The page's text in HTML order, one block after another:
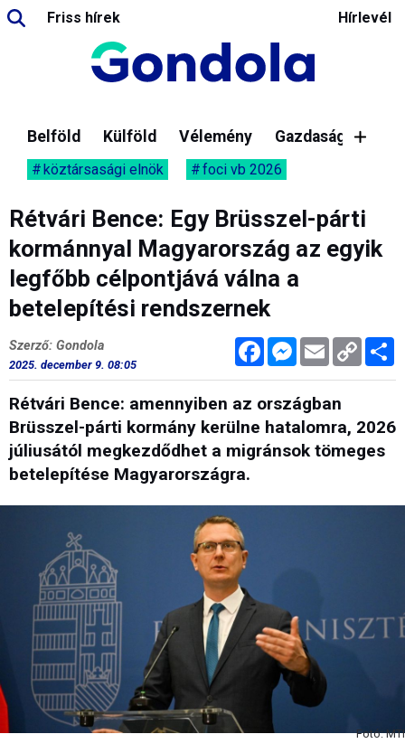
Friss hírek Hírlevél
Belföld Külföld Vélemény Gazdaság
köztársasági elnök foci vb 2026
Rétvári Bence: Egy Brüsszel-párti
kormánnyal Magyarország az egyik
legfőbb célpontjává válna a
betelepítési rendszernek
FacebookMessenger
Email Copy
Link
Szerző: Gondola
2025. december 9. 08:05
Rétvári Bence: amennyiben az országban
Brüsszel-párti kormány kerülne hatalomra, 2026
júliusától megkezdődhet a migránsok tömeges
betelepítése Magyarországra.
Fotó: MTI